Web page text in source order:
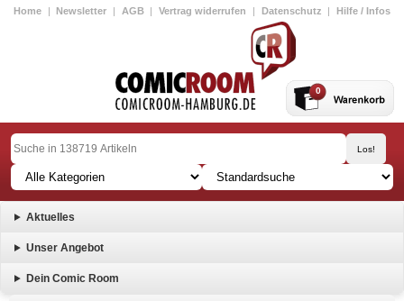
Home | Newsletter | AGB | Vertrag widerrufen | Datenschutz | Hilfe / Infos
0
Aktuelles
Unser Angebot
Dein Comic Room